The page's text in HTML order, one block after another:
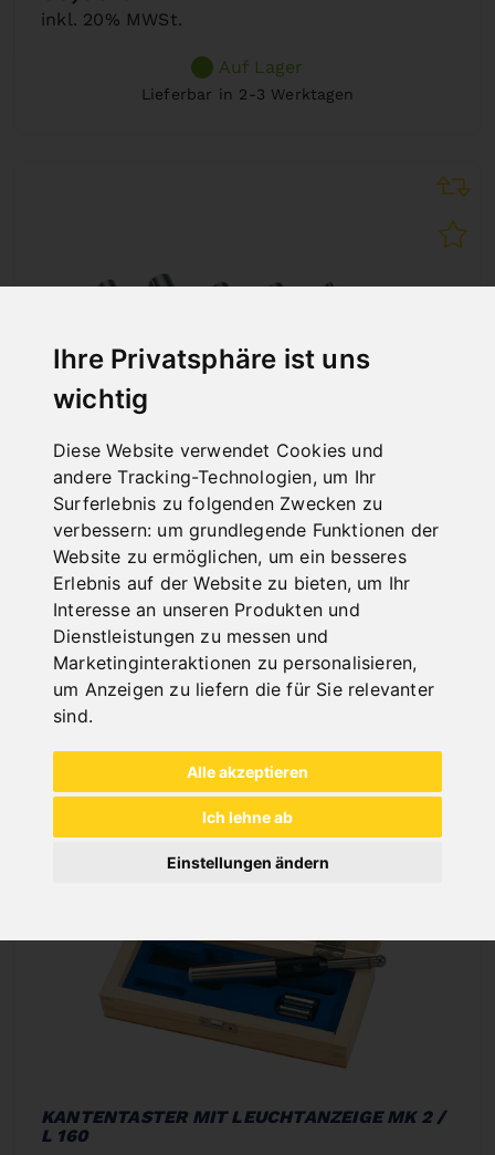
Ihre Privatsphäre ist uns
wichtig
Diese Website verwendet Cookies und
andere Tracking-Technologien, um Ihr
Surferlebnis zu folgenden Zwecken zu
verbessern: um grundlegende Funktionen der
Website zu ermöglichen, um ein besseres
Erlebnis auf der Website zu bieten, um Ihr
Interesse an unseren Produkten und
Dienstleistungen zu messen und
Marketinginteraktionen zu personalisieren,
um Anzeigen zu liefern die für Sie relevanter
sind.
Alle akzeptieren
Ich lehne ab
Einstellungen ändern
inkl. 20% MWSt.
Auf Lager
Lieferbar in 2-3 Werktagen
KANTENTASTERSET 5-TLG.
Art.Nr. : 32-1067
45,60 €
inkl. 20% MWSt.
Auf Lager
Lieferbar in 2-3 Werktagen
KANTENTASTER MIT LEUCHTANZEIGE MK 2 /
L 160